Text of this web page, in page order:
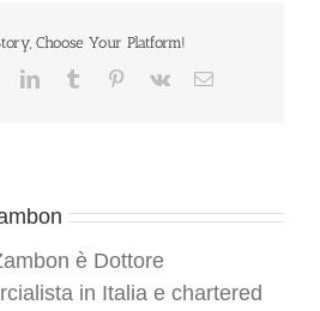
Choose Your Platform!
LinkedInTumblr Pinterest
Vk Email
è Dottore
in Italia e chartered